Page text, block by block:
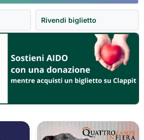
Rivendi biglietto